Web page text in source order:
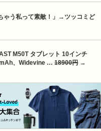
ゃう私って素敵！」→ツッコミど
M50T タブレット 10インチ
、Widevine … 18900円 →